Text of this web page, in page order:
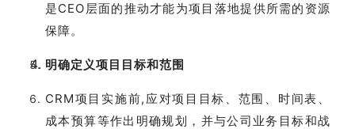
是CEO层面的推动才能为项目落地提供所需的资源
保障。
明确定义项目目标和范围
CRM项目实施前,应对项目目标、范围、时间表、
成本预算等作出明确规划，并与公司业务目标和战